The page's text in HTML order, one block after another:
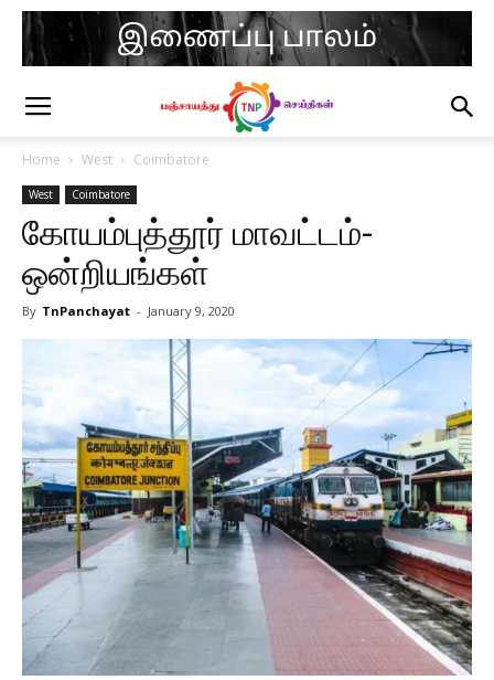
Home West Coimbatore
West Coimbatore
கோயம்புத்தூர் மாவட்டம்-
ஒன்றியங்கள்
By TnPanchayat - January 9, 2020